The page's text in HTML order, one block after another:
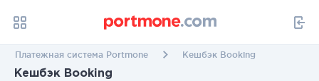
Платежная система Portmone Кешбэк Booking
Кешбэк Booking